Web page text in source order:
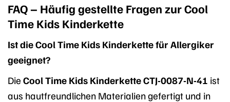
FAQ – Häufig gestellte Fragen zur Cool
Time Kids Kinderkette
Ist die Cool Time Kids Kinderkette für Allergiker
geeignet?
Die Cool Time Kids Kinderkette CTJ-0087-N-41 ist
aus hautfreundlichen Materialien gefertigt und in